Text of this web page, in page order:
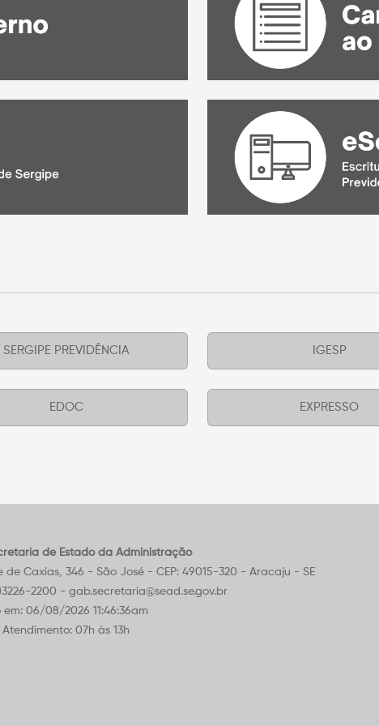
SERGIPE PREVIDÊNCIA IGESP
EDOC EXPRESSO
de Estado da Administração
de Caxias, 346 - São José - CEP: 49015-320 - Aracaju - SE
2200 - gab.secretaria@sead.se.gov.br
06/08/2026 11:46:36am
07h às 13h